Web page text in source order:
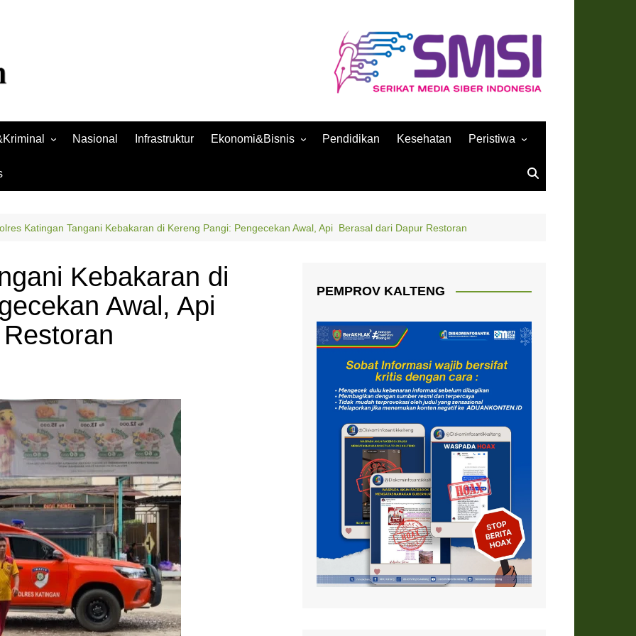
Nasional Infrastruktur Ekonomi&Bisnis
Ekonomi
Pendidikan Kesehatan Peristiwa
Katingan Tangani Kebakaran di Kereng Pangi: Pengecekan Awal, Api Berasal dari Dapur Restoran
Kebakaran di
Awal, Api
PEMPROV KALTENG